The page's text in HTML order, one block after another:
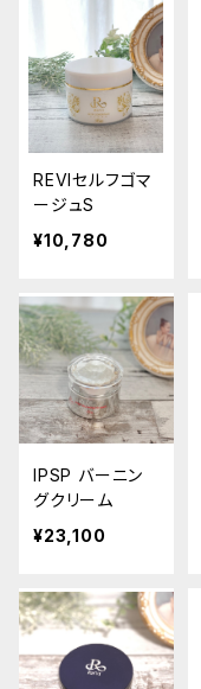
REVIセルフゴマ
ージュS
¥10,780
IPSP バーニン
グクリーム
¥23,100